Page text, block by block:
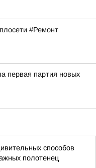
#Ремонт
первая партия новых
способов
полотенец